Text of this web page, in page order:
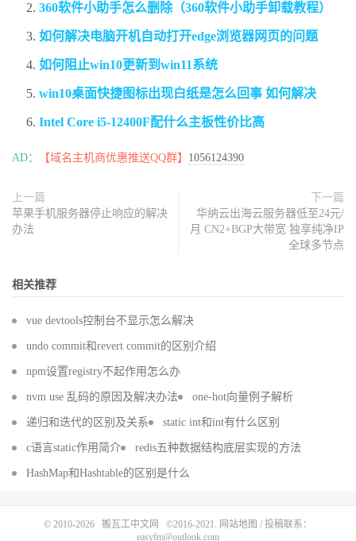
360软件小助手怎么删除（360软件小助手卸载教程）
如何解决电脑开机自动打开edge浏览器网页的问题
如何阻止win10更新到win11系统
win10桌面快捷图标出现白纸是怎么回事 如何解决
Intel Core i5-12400F配什么主板性价比高
AD： 【域名主机商优惠推送QQ群】 1056124390
上一篇
苹果手机服务器停止响应的解决
办法
下一篇
华纳云出海云服务器低至24元/
月 CN2+BGP大带宽 独享纯净IP
全球多节点
相关推荐
vue devtools控制台不显示怎么解决
undo commit和revert commit的区别介绍
npm设置registry不起作用怎么办
nvm use 乱码的原因及解决办法 one-hot向量例子解析
递归和迭代的区别及关系 static int和int有什么区别
c语言static作用简介 redis五种数据结构底层实现的方法
HashMap和Hashtable的区别是什么
© 2010-2026 搬瓦工中文网 ©2016-2021. 网站地图 / 投稿联系：
easyfm@outlook.com